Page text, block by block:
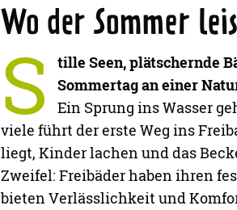
Wo der Sommer
S
tille Seen, plätschernde
Sommertag an einer
Ein Sprung ins Wasser
viele führt der erste Weg ins
liegt, Kinder lachen und das
Zweifel: Freibäder haben ihren
bieten Verlässlichkeit und